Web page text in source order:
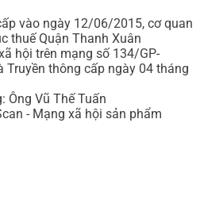
vào ngày 12/06/2015, cơ quan
thuế Quận Thanh Xuân
hội trên mạng số 134/GP-
Truyền thông cấp ngày 04 tháng
Ông Vũ Thế Tuấn
- Mạng xã hội sản phẩm